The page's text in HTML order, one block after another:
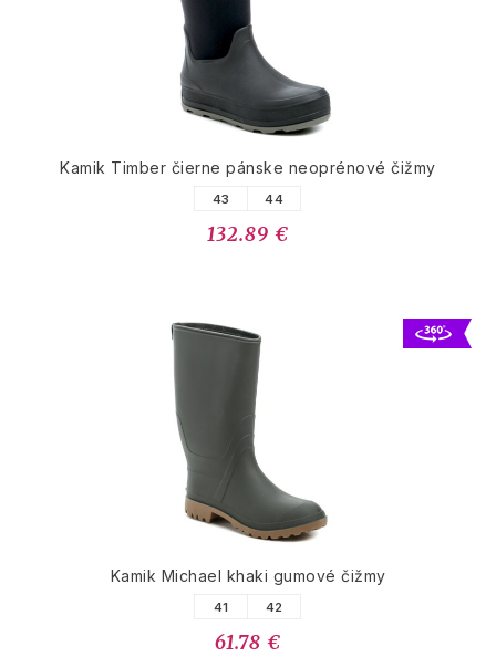
Kamik Timber čierne pánske neoprénové čižmy
43 44
132.89 €
Kamik Michael khaki gumové čižmy
41 42
61.78 €